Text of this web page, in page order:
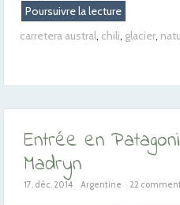
Poursuivre la lecture
carretera austral, chili, glacier,
Entrée en
Madryn
17. déc. 2014 Argentine 22